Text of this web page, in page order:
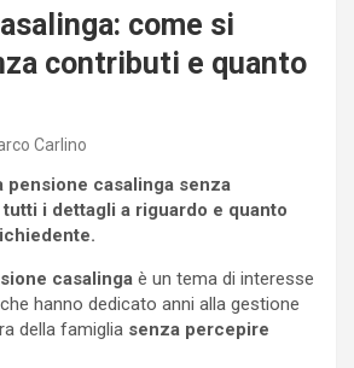
come si
contributi e quanto
Carlino
pensione casalinga senza
i dettagli a riguardo e quanto
casalinga è un tema di interesse
hanno dedicato anni alla gestione
della famiglia senza percepire